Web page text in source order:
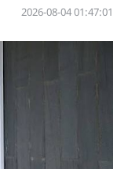
01:47:01 2026-08-04